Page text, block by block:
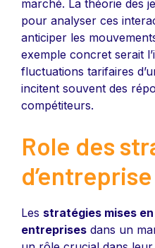
marché. La théorie des
pour analyser ces
anticiper les
exemple concret serait
fluctuations tarifaires
incitent souvent des
compétiteurs.
Role des
d’entreprise
Les stratégies mises
entreprises dans un